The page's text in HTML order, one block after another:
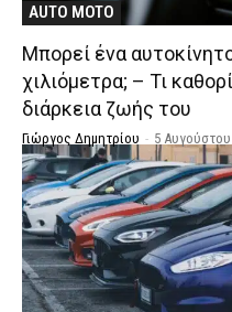
AUTO MOTO
Μπορεί ένα
χιλιόμετρα; – Τι
διάρκεια ζωής του
Γιώργος Δημητρίου - 5 Αυγούστου